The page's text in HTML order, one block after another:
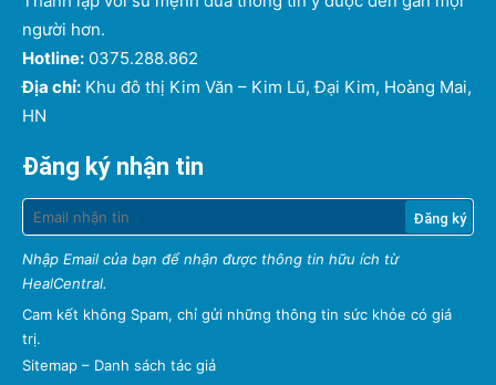
người hơn.
Hotline: 0375.288.862
Địa chỉ: Khu đô thị Kim Văn – Kim Lũ, Đại Kim, Hoàng Mai,
HN
Đăng ký nhận tin
Nhập Email của bạn để nhận được thông tin hữu ích từ
HealCentral.
Cam kết không Spam, chỉ gửi những thông tin sức khỏe có giá
trị.
Sitemap – Danh sách tác giả